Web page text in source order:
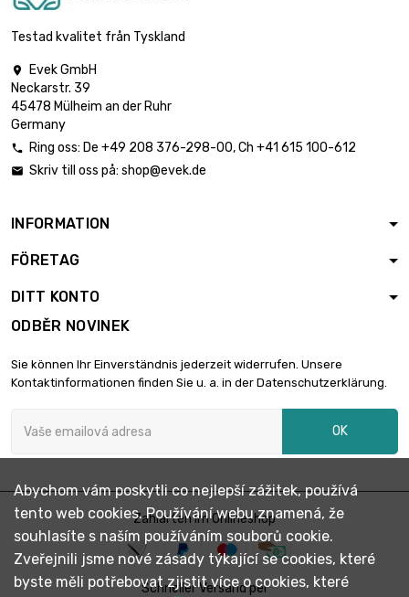
3.18mm
délka : 200mm
šířka : 200mm
Tloušťka / síla :
šířka : 150mm
6.35mm
šířka : 150mm
7.92mm
délka : 150mm
Tloušťka / síla :
9.53mm
3 520,25 €
délka : 100mm
šířka : 100mm
délka : 100mm
Tloušťka / síla :
19.05mm
3 129,06 €
šířka : 100mm
Testad kvalitet från Tyskland

Evek GmbH
Neckarstr. 39
45478 Mülheim an der Ruhr
Germany
 Ring oss: De +49 208 376-298-00, Ch +41 615 100-612
 Skriv till oss på: shop@evek.de
INFORMATION
FÖRETAG
DITT KONTO
ODBĚR NOVINEK
Sie können Ihr Einverständnis jederzeit widerrufen. Unsere
Kontaktinformationen finden Sie u. a. in der Datenschutzerklärung.
OK
Zahlarten im Onlineshop
Schneller Versand per
Abychom vám poskytli co nejlepší zážitek, používá
tento web cookies. Používání webu znamená, že
souhlasíte s naším používáním souborů cookie.
Zveřejnili jsme nové zásady týkající se cookies, které
byste měli potřebovat zjistit více o cookies, které